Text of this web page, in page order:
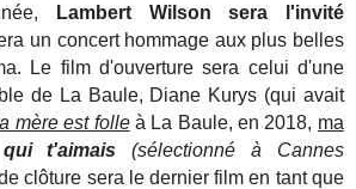
Lambert Wilson sera l'invité
un concert hommage aux plus belles
Le film d'ouverture sera celui d'une
de La Baule, Diane Kurys (qui avait
mère est folleà La Baule, en 2018, ma
t'aimais (sélectionné à Cannes
clôture sera le dernier film en tant que